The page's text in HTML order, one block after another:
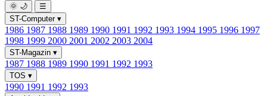
🌞 🌙
☰
ST-Computer ▾
1986 1987 1988 1989 1990 1991 1992 1993 1994 1995 1996 1997
1998 1999 2000 2001 2002 2003 2004
ST-Magazin ▾
1987 1988 1989 1990 1991 1992 1993
TOS ▾
1990 1991 1992 1993